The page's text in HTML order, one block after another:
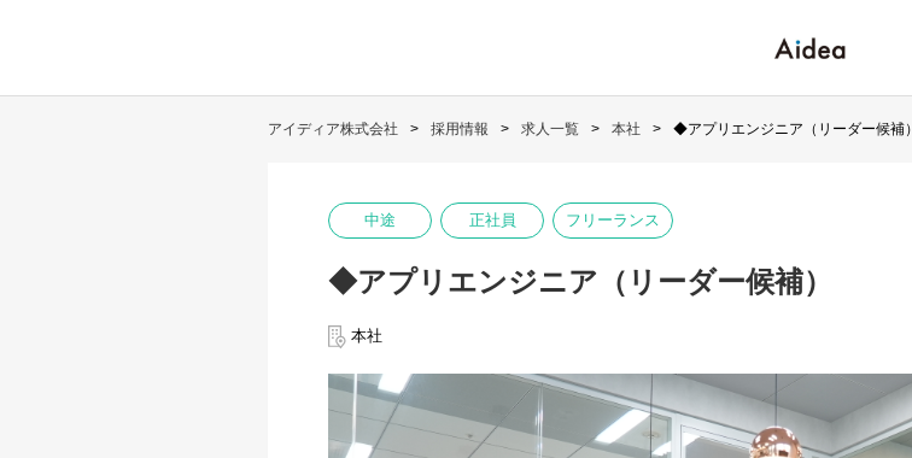
アイディア株式会社 採用情報 求人一覧 本社 ◆アプリエンジニア（リーダー候補）
中途 正社員 フリーランス
◆アプリエンジニア（リーダー候補）
本社